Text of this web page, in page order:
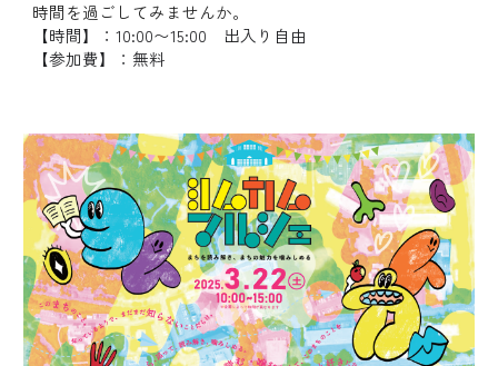
時間を過ごしてみませんか。
【時間】：10:00〜15:00 出入り自由
【参加費】： 無料